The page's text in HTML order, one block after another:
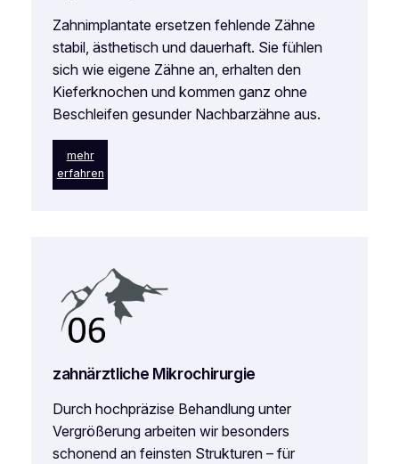
Zahnimplantate ersetzen fehlende Zähne
stabil, ästhetisch und dauerhaft. Sie fühlen
sich wie eigene Zähne an, erhalten den
Kieferknochen und kommen ganz ohne
Beschleifen gesunder Nachbarzähne aus.
mehr
erfahren
zahnärztliche Mikrochirurgie
Durch hochpräzise Behandlung unter
Vergrößerung arbeiten wir besonders
schonend an feinsten Strukturen – für